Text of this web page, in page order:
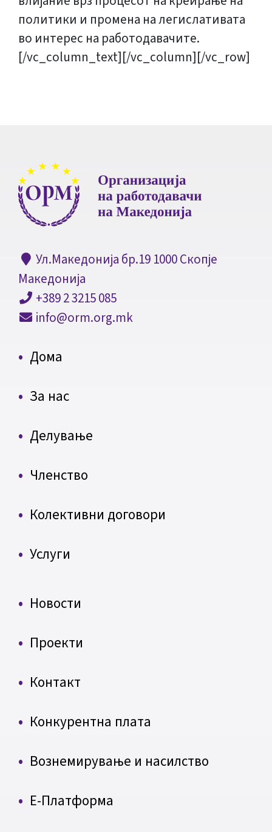
политики и промена на легислативата
во интерес на работодавачите.
[/vc_column_text][/vc_column][/vc_row]
Ул.Македонија бр.19 1000 Скопје
Македонија
+389 2 3215 085
info@orm.org.mk
Дома
За нас
Делување
Членство
Колективни договори
Услуги
Новости
Проекти
Контакт
Конкурентна плата
Вознемирување и насилство
Е-Платформа